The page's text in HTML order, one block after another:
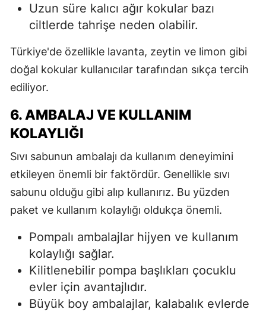
Uzun süre kalıcı ağır kokular bazı
ciltlerde tahrişe neden olabilir.
Türkiye'de özellikle lavanta, zeytin ve limon gibi
doğal kokular kullanıcılar tarafından sıkça tercih
ediliyor.
6. AMBALAJ VE KULLANIM
KOLAYLIĞI
Sıvı sabunun ambalajı da kullanım deneyimini
etkileyen önemli bir faktördür. Genellikle sıvı
sabunu olduğu gibi alıp kullanırız. Bu yüzden
paket ve kullanım kolaylığı oldukça önemli.
Pompalı ambalajlar hijyen ve kullanım
kolaylığı sağlar.
Kilitlenebilir pompa başlıkları çocuklu
evler için avantajlıdır.
Büyük boy ambalajlar, kalabalık evlerde